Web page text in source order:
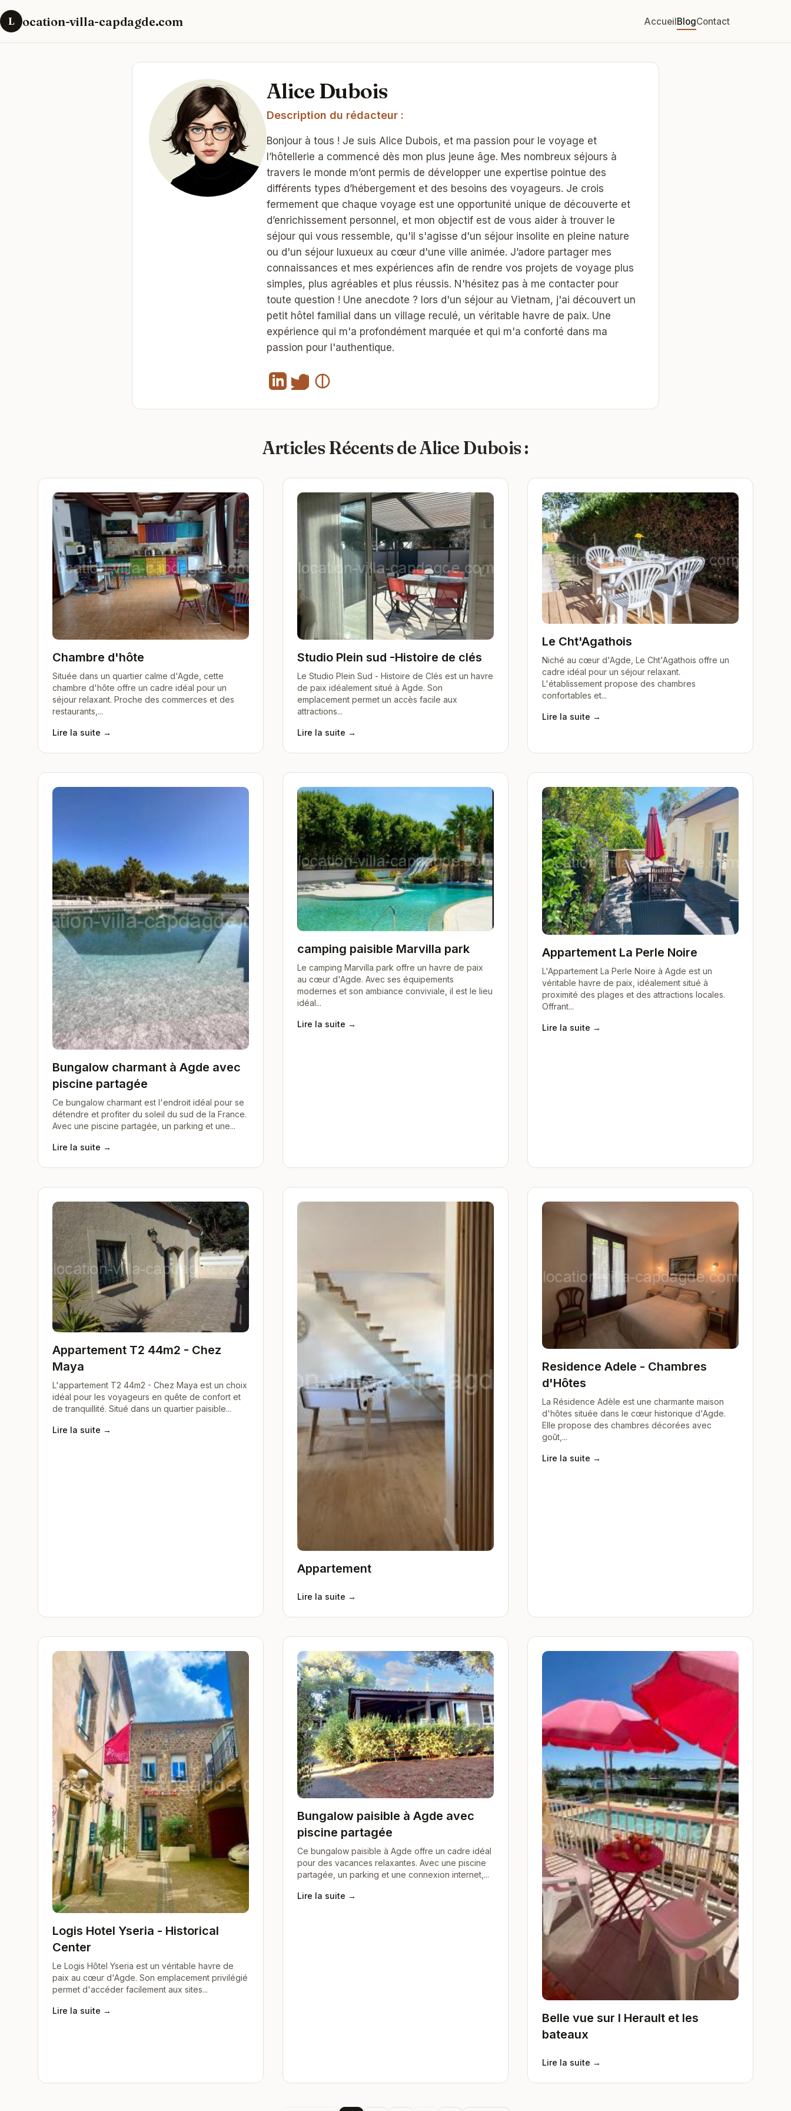
L ocation-villa-capdagde.com AccueilBlogContact
Alice Dubois
Description du rédacteur :
Bonjour à tous ! Je suis Alice Dubois, et ma passion pour le voyage et
l’hôtellerie a commencé dès mon plus jeune âge. Mes nombreux séjours à
travers le monde m’ont permis de développer une expertise pointue des
différents types d’hébergement et des besoins des voyageurs. Je crois
fermement que chaque voyage est une opportunité unique de découverte et
d’enrichissement personnel, et mon objectif est de vous aider à trouver le
séjour qui vous ressemble, qu'il s'agisse d'un séjour insolite en pleine nature
ou d'un séjour luxueux au cœur d'une ville animée. J’adore partager mes
connaissances et mes expériences afin de rendre vos projets de voyage plus
simples, plus agréables et plus réussis. N'hésitez pas à me contacter pour
toute question ! Une anecdote ? lors d'un séjour au Vietnam, j'ai découvert un
petit hôtel familial dans un village reculé, un véritable havre de paix. Une
expérience qui m'a profondément marquée et qui m'a conforté dans ma
passion pour l'authentique.
Articles Récents de Alice Dubois :
Chambre d'hôte
Située dans un quartier calme d'Agde, cette
chambre d'hôte offre un cadre idéal pour un
séjour relaxant. Proche des commerces et des
restaurants,...
Lire la suite →
Studio Plein sud -Histoire de clés
Le Studio Plein Sud - Histoire de Clés est un havre
de paix idéalement situé à Agde. Son
emplacement permet un accès facile aux
attractions...
Lire la suite →
Le Cht'Agathois
Niché au cœur d'Agde, Le Cht'Agathois offre un
cadre idéal pour un séjour relaxant.
L'établissement propose des chambres
confortables et...
Lire la suite →
Bungalow charmant à Agde avec
piscine partagée
Ce bungalow charmant est l'endroit idéal pour se
détendre et profiter du soleil du sud de la France.
Avec une piscine partagée, un parking et une...
Lire la suite →
camping paisible Marvilla park
Le camping Marvilla park offre un havre de paix
au cœur d'Agde. Avec ses équipements
modernes et son ambiance conviviale, il est le lieu
idéal...
Lire la suite →
Appartement La Perle Noire
L'Appartement La Perle Noire à Agde est un
véritable havre de paix, idéalement situé à
proximité des plages et des attractions locales.
Offrant...
Lire la suite →
Appartement T2 44m2 - Chez
Maya
L'appartement T2 44m2 - Chez Maya est un choix
idéal pour les voyageurs en quête de confort et
de tranquillité. Situé dans un quartier paisible...
Lire la suite →
Appartement
Lire la suite →
Residence Adele - Chambres
d'Hôtes
La Résidence Adèle est une charmante maison
d'hôtes située dans le cœur historique d'Agde.
Elle propose des chambres décorées avec
goût,...
Lire la suite →
Logis Hotel Yseria - Historical
Center
Le Logis Hôtel Yseria est un véritable havre de
paix au cœur d'Agde. Son emplacement privilégié
permet d'accéder facilement aux sites...
Lire la suite →
Bungalow paisible à Agde avec
piscine partagée
Ce bungalow paisible à Agde offre un cadre idéal
pour des vacances relaxantes. Avec une piscine
partagée, un parking et une connexion internet,...
Lire la suite →
Belle vue sur l Herault et les
bateaux
Lire la suite →